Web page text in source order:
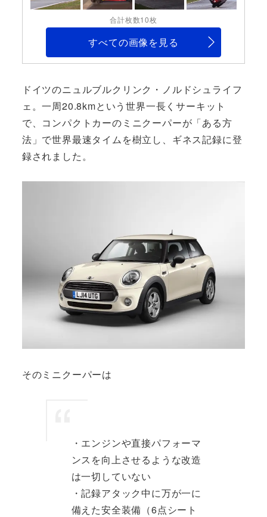
合計枚数10枚
すべての画像を見る
ドイツのニュルブルクリンク・ノルドシュライフ
ェ。一周20.8kmという世界一長くサーキット
で、コンパクトカーのミニクーパーが「ある方
法」で世界最速タイムを樹立し、ギネス記録に登
録されました。
そのミニクーパーは
・エンジンや直接パフォーマ
ンスを向上させるような改造
は一切していない
・記録アタック中に万が一に
備えた安全装備（6点シート